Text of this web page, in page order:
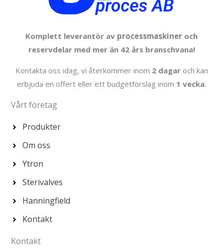
Komplett leverantör av processmaskiner och
reservdelar med mer än 42 års branschvana!
Kontakta oss idag, vi återkommer inom 2 dagaroch kan
erbjuda en offert eller ett budgetförslag inom 1 vecka.
Vårt företag
Produkter
Om oss
Ytron
Sterivalves
Hanningfield
Kontakt
Kontakt